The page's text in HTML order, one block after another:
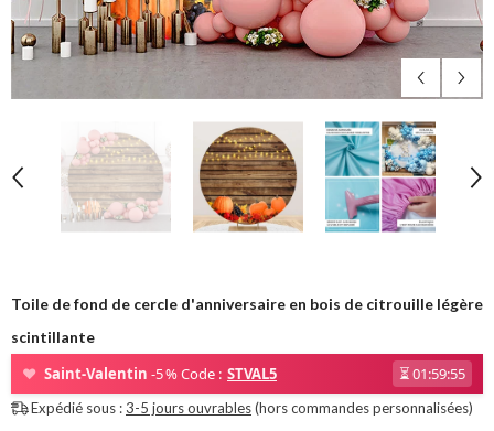
Toile de fond de cercle d'anniversaire en bois de citrouille légère
scintillante
❤ Saint-Valentin -5 % Code : STVAL5 ⏳01:59:53
Expédié sous :3-5 jours ouvrables(hors commandes personnalisées)